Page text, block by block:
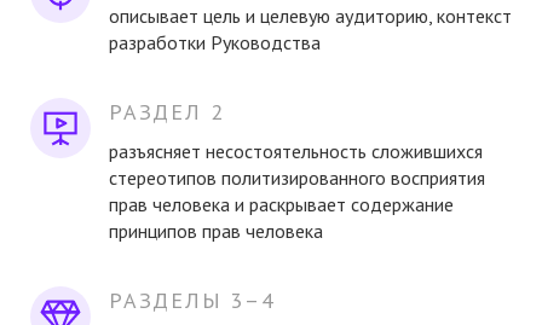
описывает цель и целевую аудиторию, контекст
разработки Руководства
РАЗДЕЛ 2
разъясняет несостоятельность сложившихся
стереотипов политизированного восприятия
прав человека и раскрывает содержание
принципов прав человека
РАЗДЕЛЫ 3–4